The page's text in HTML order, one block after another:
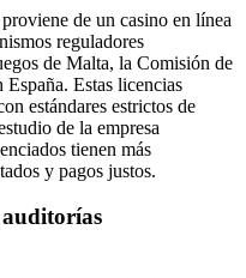
de un casino en línea
reguladores
de Malta, la Comisión de
Estas licencias
estándares estrictos de
de la empresa
tienen más
y pagos justos.
auditorías